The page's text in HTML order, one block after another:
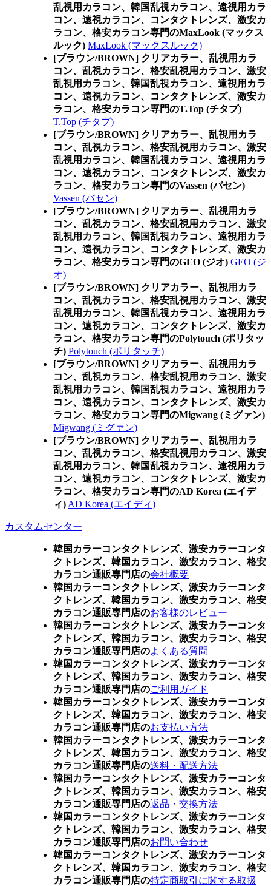
乱視用カラコン、韓国乱視カラコン、遠視用カラ
コン、遠視カラコン、コンタクトレンズ、激安カ
ラコン、格安カラコン専門のMaxLook (マックス
ルック) MaxLook (マックスルック)
[ブラウン/BROWN] クリアカラー、乱視用カラ
コン、乱視カラコン、格安乱視用カラコン、激安
乱視用カラコン、韓国乱視カラコン、遠視用カラ
コン、遠視カラコン、コンタクトレンズ、激安カ
ラコン、格安カラコン専門のT.Top (チタプ)
T.Top (チタプ)
[ブラウン/BROWN] クリアカラー、乱視用カラ
コン、乱視カラコン、格安乱視用カラコン、激安
乱視用カラコン、韓国乱視カラコン、遠視用カラ
コン、遠視カラコン、コンタクトレンズ、激安カ
ラコン、格安カラコン専門のVassen (バセン)
Vassen (バセン)
[ブラウン/BROWN] クリアカラー、乱視用カラ
コン、乱視カラコン、格安乱視用カラコン、激安
乱視用カラコン、韓国乱視カラコン、遠視用カラ
コン、遠視カラコン、コンタクトレンズ、激安カ
ラコン、格安カラコン専門のGEO (ジオ) GEO (ジ
オ)
[ブラウン/BROWN] クリアカラー、乱視用カラ
コン、乱視カラコン、格安乱視用カラコン、激安
乱視用カラコン、韓国乱視カラコン、遠視用カラ
コン、遠視カラコン、コンタクトレンズ、激安カ
ラコン、格安カラコン専門のPolytouch (ポリタッ
チ) Polytouch (ポリタッチ)
[ブラウン/BROWN] クリアカラー、乱視用カラ
コン、乱視カラコン、格安乱視用カラコン、激安
乱視用カラコン、韓国乱視カラコン、遠視用カラ
コン、遠視カラコン、コンタクトレンズ、激安カ
ラコン、格安カラコン専門のMigwang (ミグァン)
Migwang (ミグァン)
[ブラウン/BROWN] クリアカラー、乱視用カラ
コン、乱視カラコン、格安乱視用カラコン、激安
乱視用カラコン、韓国乱視カラコン、遠視用カラ
コン、遠視カラコン、コンタクトレンズ、激安カ
ラコン、格安カラコン専門のAD Korea (エイデ
ィ) AD Korea (エイディ)
カスタムセンター
韓国カラーコンタクトレンズ、激安カラーコンタ
クトレンズ、韓国カラコン、激安カラコン、格安
カラコン通販専門店の会社概要
韓国カラーコンタクトレンズ、激安カラーコンタ
クトレンズ、韓国カラコン、激安カラコン、格安
カラコン通販専門店のお客様のレビュー
韓国カラーコンタクトレンズ、激安カラーコンタ
クトレンズ、韓国カラコン、激安カラコン、格安
カラコン通販専門店のよくある質問
韓国カラーコンタクトレンズ、激安カラーコンタ
クトレンズ、韓国カラコン、激安カラコン、格安
カラコン通販専門店のご利用ガイド
韓国カラーコンタクトレンズ、激安カラーコンタ
クトレンズ、韓国カラコン、激安カラコン、格安
カラコン通販専門店のお支払い方法
韓国カラーコンタクトレンズ、激安カラーコンタ
クトレンズ、韓国カラコン、激安カラコン、格安
カラコン通販専門店の送料・配送方法
韓国カラーコンタクトレンズ、激安カラーコンタ
クトレンズ、韓国カラコン、激安カラコン、格安
カラコン通販専門店の返品・交換方法
韓国カラーコンタクトレンズ、激安カラーコンタ
クトレンズ、韓国カラコン、激安カラコン、格安
カラコン通販専門店のお問い合わせ
韓国カラーコンタクトレンズ、激安カラーコンタ
クトレンズ、韓国カラコン、激安カラコン、格安
カラコン通販専門店の特定商取引に関する取扱